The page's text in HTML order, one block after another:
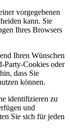
vorgegebenen
kann. Sie
Ihres Browsers
Ihren Wünschen
Party-Cookies oder
dass Sie
können.
identifizieren zu
und
Sie sich für jeden